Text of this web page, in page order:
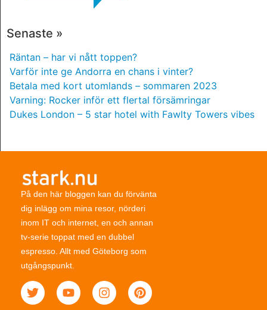
Senaste »
Räntan – har vi nått toppen?
Varför inte ge Andorra en chans i vinter?
Betala med kort utomlands – sommaren 2023
Varning: Rocker inför ett flertal försämringar
Dukes London – 5 star hotel with Fawlty Towers vibes
På den här bloggen kan du förvänta
dig inlägg om mina resor, nörderi
inom IT och internet, en och annan
tv-serie toppat med en dubbel
espresso. Allt med Göteborg som
utgångspunkt.